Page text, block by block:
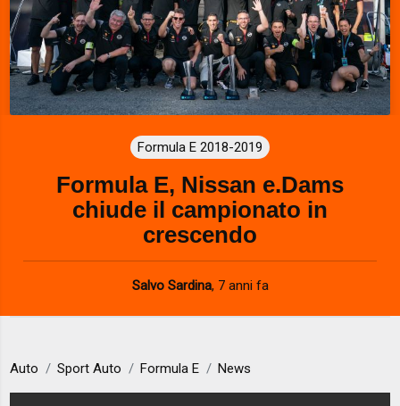
Formula E 2018-2019
Formula E, Nissan e.Dams
chiude il campionato in
crescendo
Salvo Sardina, 7 anni fa
Auto Sport Auto Formula E News